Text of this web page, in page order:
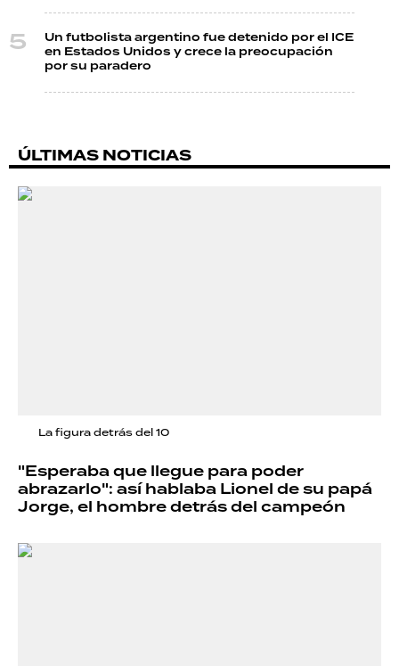
Un futbolista argentino fue detenido por el ICE
en Estados Unidos y crece la preocupación
por su paradero
ÚLTIMAS NOTICIAS
La figura detrás del 10
"Esperaba que llegue para poder
abrazarlo": así hablaba Lionel de su papá
Jorge, el hombre detrás del campeón